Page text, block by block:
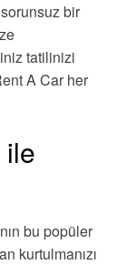
bir
tatilinizi
A Car her
ile
bu popüler
kurtulmanızı